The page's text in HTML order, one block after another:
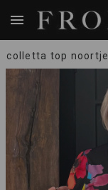
colletta top noortje